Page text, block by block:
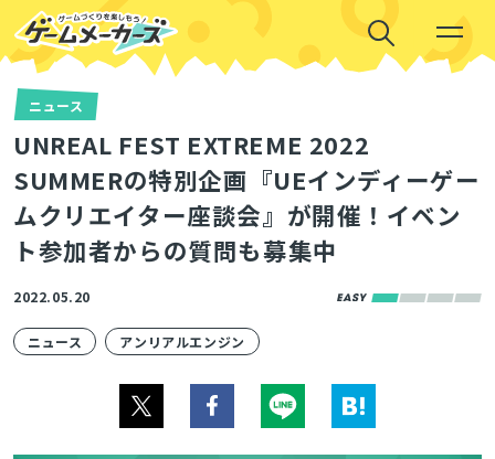
ニュース
UNREAL FEST EXTREME 2022
SUMMERの特別企画『UEインディーゲー
ムクリエイター座談会』が開催！イベン
ト参加者からの質問も募集中
2022.05.20
ニュース アンリアルエンジン